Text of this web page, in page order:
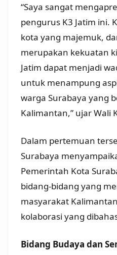
“Saya sangat
pengurus K3 Jatim ini.
kota yang majemuk,
merupakan kekuatan
Jatim dapat menjadi
untuk menampung
warga Surabaya yang
Kalimantan,” ujar Wali
Dalam pertemuan
Surabaya
Pemerintah Kota
bidang-bidang yang
masyarakat
kolaborasi yang
Bidang Budaya dan